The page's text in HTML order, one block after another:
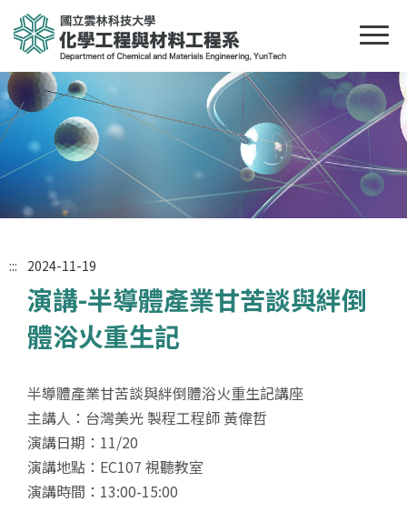
::: 2024-11-19
演講-半導體產業甘苦談與絆倒
體浴火重生記
半導體產業甘苦談與絆倒體浴火重生記講座
主講人：台灣美光 製程工程師 黃偉哲
演講日期：11/20
演講地點：EC107 視聽教室
演講時間：13:00-15:00